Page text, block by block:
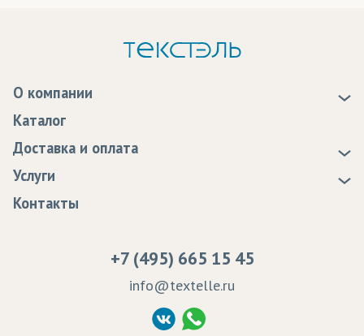
О компании
Статьи
Программа лояльности
Сертификаты качества
Судебные решения
Политика Конфиденциальности
Согласие на обработку ПД
Каталог
Доставка и оплата
Доставка
Оплата
Услуги
Образцы
Контакты
+7 (495) 665 15 45
info@textelle.ru